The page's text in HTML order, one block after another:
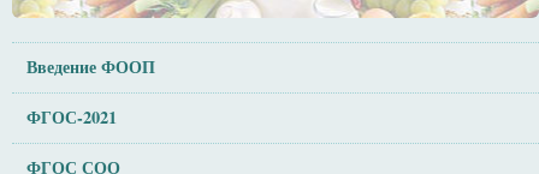
Введение ФООП
ФГОС-2021
ФГОС СОО